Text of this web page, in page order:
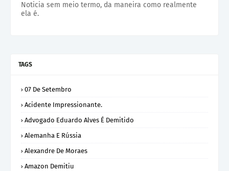
Noticia sem meio termo, da maneira como realmente
ela é.
TAGS
07 De Setembro
Acidente Impressionante.
Advogado Eduardo Alves É Demitido
Alemanha E Rússia
Alexandre De Moraes
Amazon Demitiu